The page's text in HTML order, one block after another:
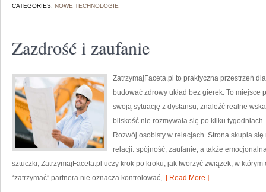
CATEGORIES: NOWE TECHNOLOGIE
Zazdrość i zaufanie
ZatrzymajFaceta.pl to praktyczna przestrzeń
budować zdrowy układ bez gierek. To miejsce
swoją sytuację z dystansu, znaleźć realne
bliskość nie rozmywała się po kilku
Rozwój osobisty w relacjach. Strona skupia
relacji: spójność, zaufanie, a także
sztuczki, ZatrzymajFaceta.pl uczy krok po kroku, jak tworzyć związek, w
“zatrzymać” partnera nie oznacza kontrolować, [ Read More ]